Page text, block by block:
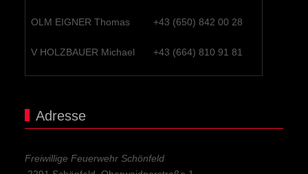
OLM EIGNER Thomas +43 (650) 842 00 28
V HOLZBAUER Michael +43 (664) 810 91 81
Adresse
Freiwillige Feuerwehr Schönfeld